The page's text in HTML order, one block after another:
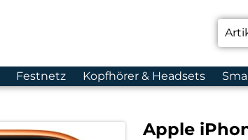
Festnetz Kopfhörer & Headsets
Apple